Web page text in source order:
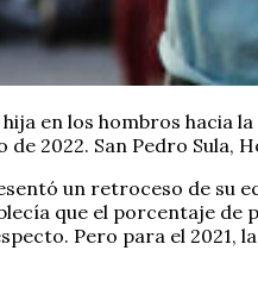
en los hombros hacia
de 2022. San Pedro
un retroceso de su
que el porcentaje
Pero para el 2021,